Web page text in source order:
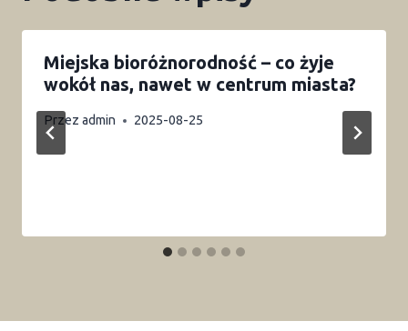
Miejska bioróżnorodność – co żyje
wokół nas, nawet w centrum miasta?
Przez admin 2025-08-25